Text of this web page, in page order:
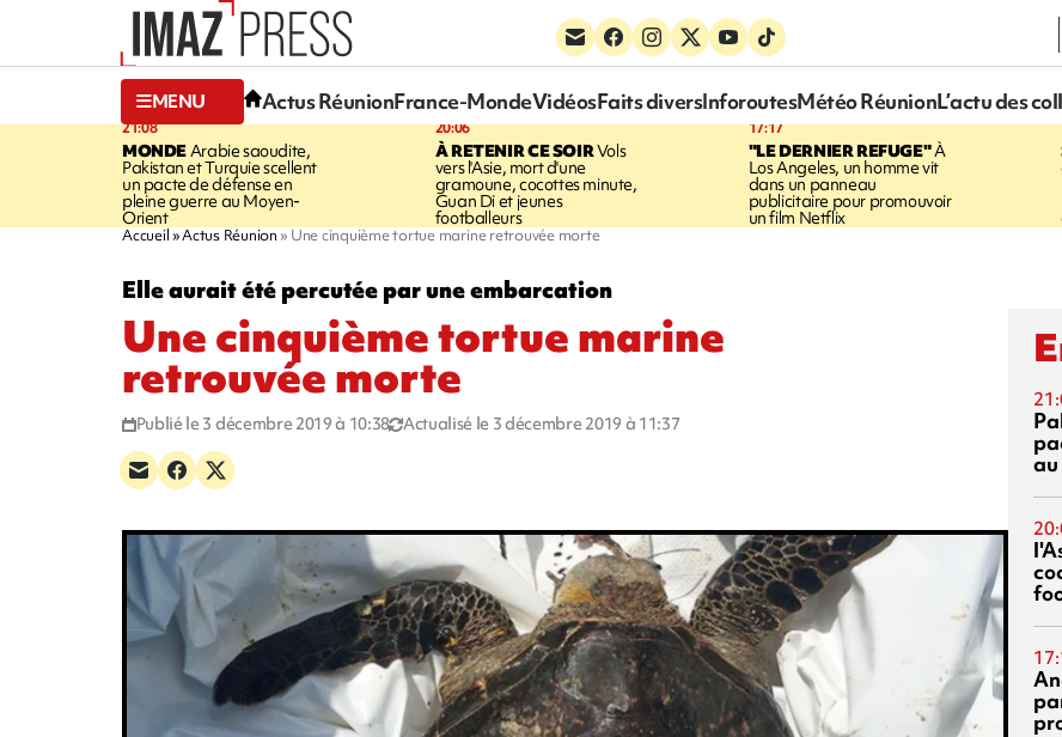
MENU Actus RéunionFrance-MondeVidéosFaits diversInforoutesMétéo RéunionL’actu des
21:08
MONDE Arabie saoudite,
Pakistan et Turquie scellent
un pacte de défense en
pleine guerre au Moyen-
Orient
20:06
À RETENIR CE SOIRVols
vers l'Asie, mort d'une
gramoune, cocottes minute,
Guan Di et jeunes
footballeurs
17:17
"LE DERNIER REFUGE"À
Los Angeles, un homme vit
dans un panneau
publicitaire pour promouvoir
un film Netflix
Accueil Actus Réunion Une cinquième tortue marine retrouvée morte
Elle aurait été percutée par une embarcation
Une cinquième tortue marine
retrouvée morte
Publié le 3 décembre 2019 à 10:38 Actualisé le 3 décembre 2019 à 11:37